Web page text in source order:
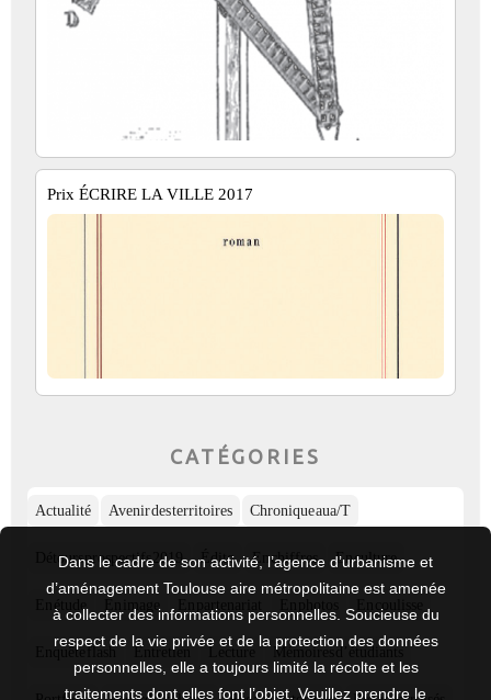
Prix ÉCRIRE LA VILLE 2017
CATÉGORIES
Actualité Avenir des territoires Chronique aua/T
Détours prospectifs 2019 Édito En chiffres En culture
Enquête flash Entretien Mémoires d’étudiants
Dans le cadre de son activité, l’agence d’urbanisme et
d’aménagement Toulouse aire métropolitaine est amenée
à collecter des informations personnelles. Soucieuse du
respect de la vie privée et de la protection des données
personnelles, elle a toujours limité la récolte et les
traitements dont elles font l’objet. Veuillez prendre le